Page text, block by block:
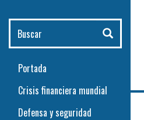
Buscar
Portada
Crisis financiera mundial
Defensa y seguridad